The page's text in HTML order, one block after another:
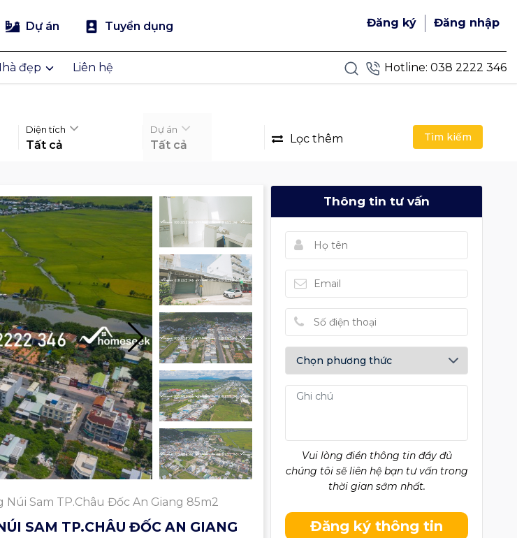
Dự án Tuyển dụng Đăng ký Đăng nhập
đẹp Liên hệ Hotline: 038 2222 346
Diện tích
Tất cả
Dự án
Tất cả Lọc thêm Tìm kiếm
Sam TP.Châu Đốc An Giang 85m2
SAM TP.CHÂU ĐỐC AN GIANG
Thông tin tư vấn
Vui lòng điền thông tin đầy đủ
chúng tôi sẽ liên hệ bạn tư vấn trong
thời gian sớm nhất.
Đăng ký thông tin